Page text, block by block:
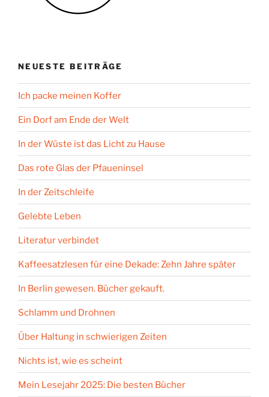
NEUESTE BEITRÄGE
Ich packe meinen Koffer
Ein Dorf am Ende der Welt
In der Wüste ist das Licht zu Hause
Das rote Glas der Pfaueninsel
In der Zeitschleife
Gelebte Leben
Literatur verbindet
Kaffeesatzlesen für eine Dekade: Zehn Jahre später
In Berlin gewesen. Bücher gekauft.
Schlamm und Drohnen
Über Haltung in schwierigen Zeiten
Nichts ist, wie es scheint
Mein Lesejahr 2025: Die besten Bücher